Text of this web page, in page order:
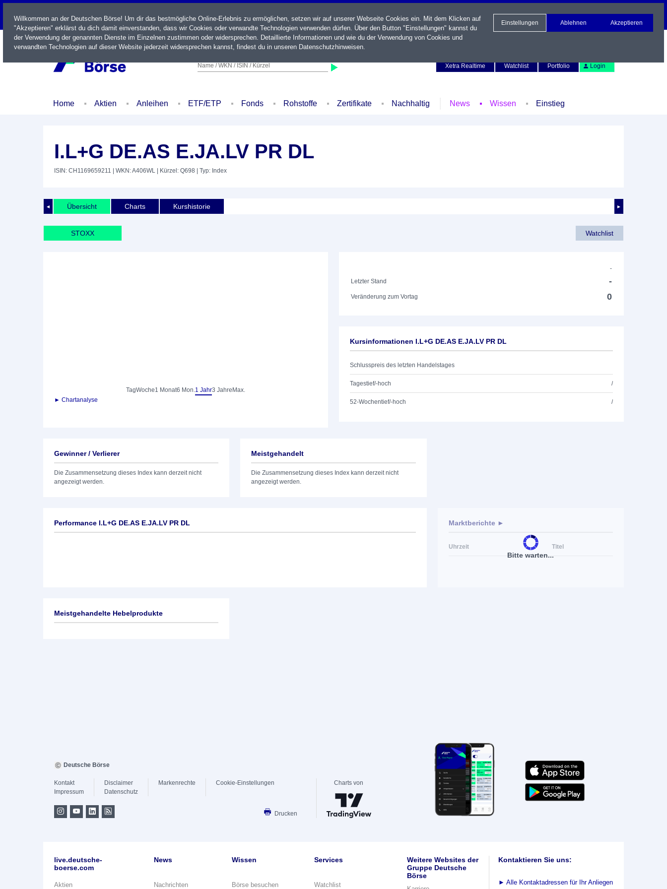
LIVE
Name / WKN / ISIN / Kürzel
Xetra Realtime
Watchlist Portfolio Login
Home Aktien Anleihen ETF/ETP Fonds Rohstoffe Zertifikate Nachhaltig News Wissen Einstieg
I.L+G DE.AS E.JA.LV PR DL
ISIN: CH1169659211 | WKN: A406WL | Kürzel: Q698 | Typ: Index
◄ ►
Übersicht Charts Kurshistorie
STOXX Watchlist
TagWoche1 Monat6 Mon.1 Jahr3 Jahre Max.
► Chartanalyse
-
Letzter Stand
-
Veränderung zum Vortag 0
Kursinformationen I.L+G DE.AS E.JA.LV PR DL
Schlusspreis des letzten Handelstages
Tagestief/-hoch /
52-Wochentief/-hoch /
Gewinner / Verlierer
Die Zusammensetzung dieses Index kann derzeit nicht
angezeigt werden.
Meistgehandelt
Die Zusammensetzung dieses Index kann derzeit nicht
angezeigt werden.
Performance I.L+G DE.AS E.JA.LV PR DL
Bitte warten...
Marktberichte ►
Uhrzeit Titel
Meistgehandelte Hebelprodukte
Willkommen an der Deutschen Börse! Um dir das bestmögliche Online-Erlebnis zu ermöglichen, setzen wir auf unserer Webseite Cookies ein. Mit dem Klicken auf
"Akzeptieren" erklärst du dich damit einverstanden, dass wir Cookies oder verwandte Technologien verwenden dürfen. Über den Button "Einstellungen" kannst du
der Verwendung der genannten Dienste im Einzelnen zustimmen oder widersprechen. Detaillierte Informationen und wie du der Verwendung von Cookies und
verwandten Technologien auf dieser Website jederzeit widersprechen kannst, findest du in unseren Datenschutzhinweisen.
Einstellungen Ablehnen Akzeptieren
Deutsche Börse
Kontakt
Impressum
Disclaimer
Datenschutz
Markenrechte Cookie-Einstellungen
Drucken
Charts von
live.deutsche-
boerse.com
Aktien
News
Nachrichten
Wissen
Börse besuchen
Services
Watchlist
Weitere Websites der
Gruppe Deutsche
Börse
Kontaktieren Sie uns:
► Alle Kontaktadressen für Ihr Anliegen